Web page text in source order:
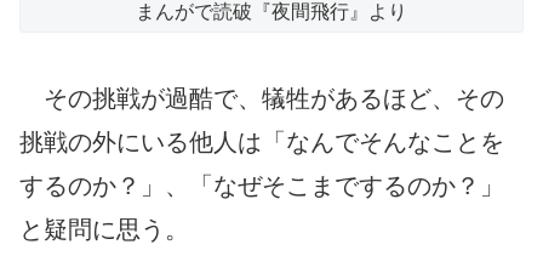
まんがで読破『夜間飛行』より
その挑戦が過酷で、犠牲があるほど、その
挑戦の外にいる他人は「なんでそんなことを
するのか？」、「なぜそこまでするのか？」
と疑問に思う。